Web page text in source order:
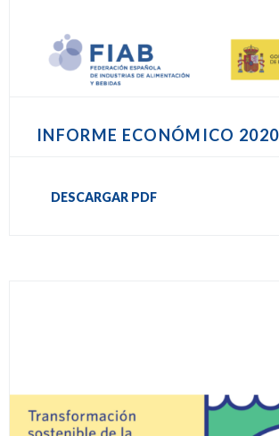
INFORME ECONÓMICO 2020
DESCARGAR PDF